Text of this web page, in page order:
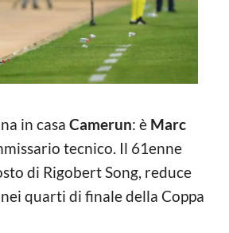
in casa Camerun: è Marc
tecnico. Il 61enne
di Rigobert Song, reduce
quarti di finale della Coppa